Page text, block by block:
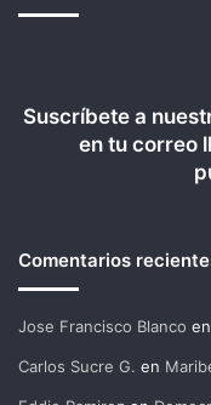
Suscríbete a
en tu correo
Comentarios
Jose Francisco Blanco en
Carlos Sucre G. en